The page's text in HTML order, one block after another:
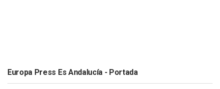
Europa Press Es Andalucía - Portada